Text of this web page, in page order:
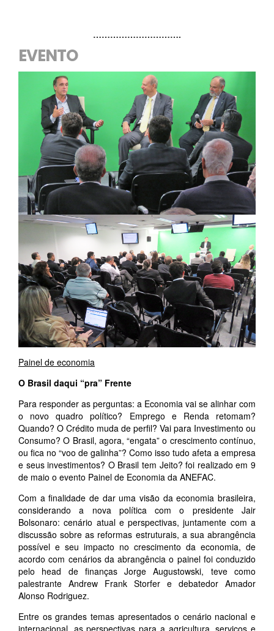
………………………….
EVENTO
Painel de economia
O Brasil daqui “pra” Frente
Para responder as perguntas: a Economia vai se alinhar com
o novo quadro político? Emprego e Renda retomam?
Quando? O Crédito muda de perfil? Vai para Investimento ou
Consumo? O Brasil, agora, “engata” o crescimento contínuo,
ou fica no “voo de galinha”? Como isso tudo afeta a empresa
e seus investimentos? O Brasil tem Jeito? foi realizado em 9
de maio o evento Painel de Economia da ANEFAC.
Com a finalidade de dar uma visão da economia brasileira,
considerando a nova política com o presidente Jair
Bolsonaro: cenário atual e perspectivas, juntamente com a
discussão sobre as reformas estruturais, a sua abrangência
possível e seu impacto no crescimento da economia, de
acordo com cenários da abrangência o painel foi conduzido
pelo head de finanças Jorge Augustowski, teve como
palestrante Andrew Frank Storfer e debatedor Amador
Alonso Rodriguez.
Entre os grandes temas apresentados o cenário nacional e
internacional, as perspectivas para a agricultura, serviços e